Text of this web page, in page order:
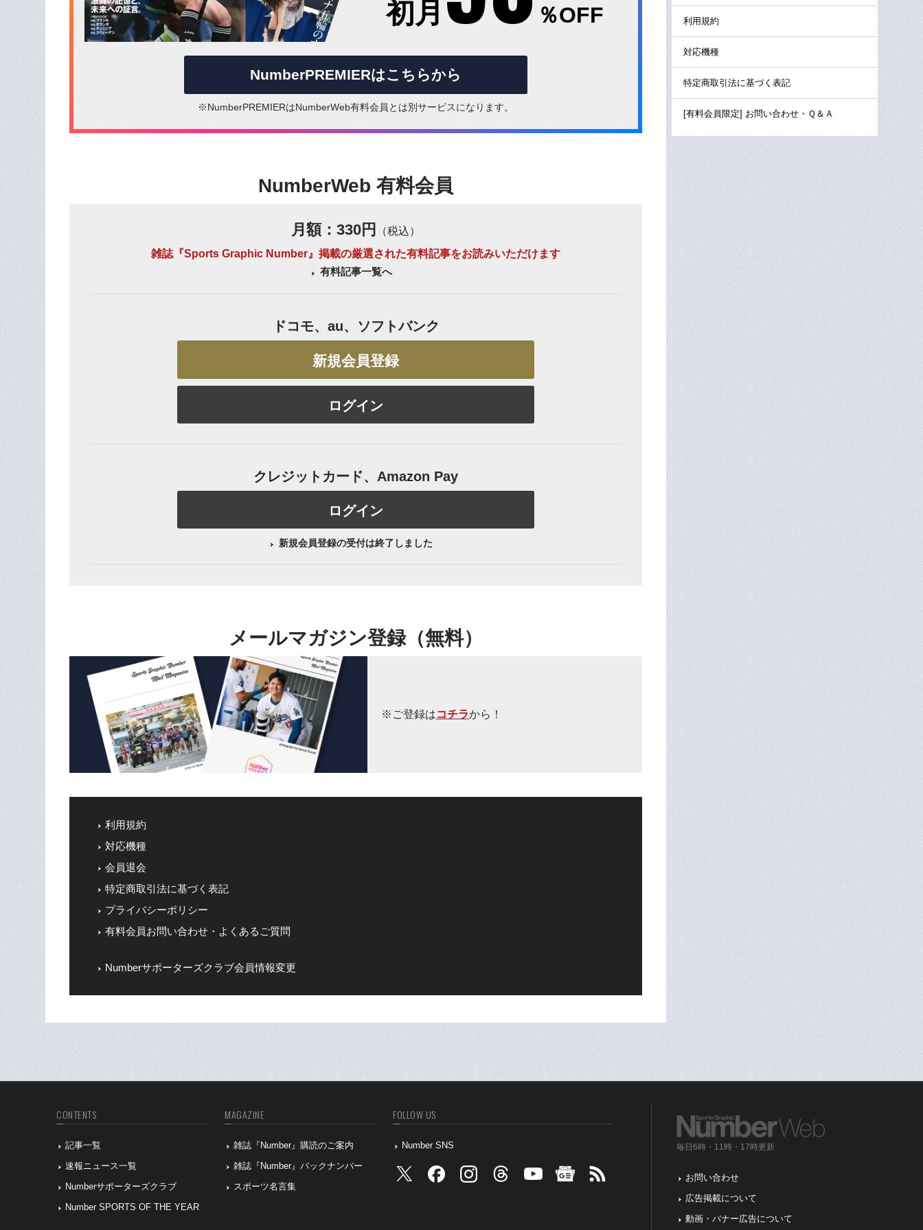
初月 ％OFF
NumberPREMIERはこちらから
※NumberPREMIERはNumberWeb有料会員とは別サービスになります。
NumberWeb 有料会員
月額：330円
（税込）
雑誌『Sports Graphic Number』掲載の厳選された有料記事をお読みいただけます
有料記事一覧へ
ドコモ、au、ソフトバンク
新規会員登録
ログイン
クレジットカード、Amazon Pay
ログイン
新規会員登録の受付は終了しました
メールマガジン登録（無料）
※ご登録はコチラから！
利用規約
対応機種
会員退会
特定商取引法に基づく表記
プライバシーポリシー
有料会員お問い合わせ・よくあるご質問
Numberサポーターズクラブ会員情報変更
利用規約
対応機種
特定商取引法に基づく表記
[有料会員限定] お問い合わせ・Ｑ＆Ａ
CONTENTS
記事一覧
速報ニュース一覧
Numberサポーターズクラブ
Number SPORTS OF THE YEAR
MAGAZINE
雑誌『Number』購読のご案内
雑誌『Number』バックナンバー
スポーツ名言集
FOLLOW US
Number SNS 毎日6時・11時・17時更新
お問い合わせ
広告掲載について
動画・バナー広告について